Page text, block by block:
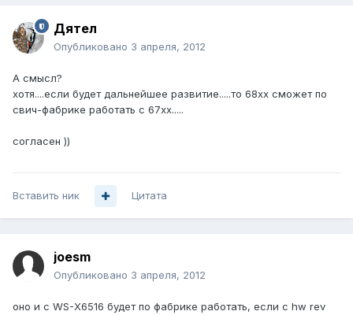
Дятел
Опубликовано 3 апреля, 2012
А смысл?
хотя....если будет дальнейшее развитие.....то 68хх сможет по
свич-фабрике работать с 67хх.....
согласен ))
Вставить ник Цитата
joesm
Опубликовано 3 апреля, 2012
оно и с WS-X6516 будет по фабрике работать, если с hw rev